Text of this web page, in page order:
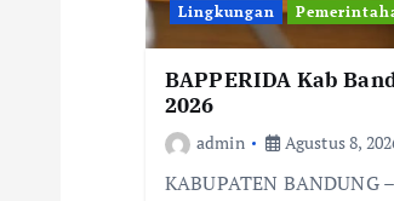
Lingkungan
BAPPERIDA Kab
2026
admin Agustus 8,
KABUPATEN BANDUNG